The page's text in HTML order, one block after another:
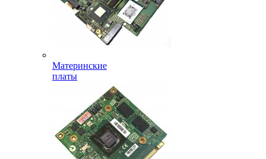
Материнские
платы